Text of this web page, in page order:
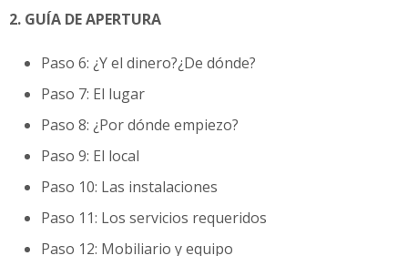
2. GUÍA DE APERTURA
Paso 6: ¿Y el dinero?¿De dónde?
Paso 7: El lugar
Paso 8: ¿Por dónde empiezo?
Paso 9: El local
Paso 10: Las instalaciones
Paso 11: Los servicios requeridos
Paso 12: Mobiliario y equipo